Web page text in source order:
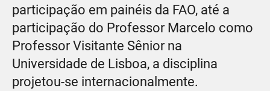
participação em painéis da FAO, até a
participação do Professor Marcelo como
Professor Visitante Sênior na
Universidade de Lisboa, a disciplina
projetou-se internacionalmente.